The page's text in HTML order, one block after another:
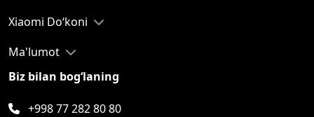
Xiaomi Do‘koni
Ma'lumot
Biz bilan bog‘laning
+998 77 282 80 80